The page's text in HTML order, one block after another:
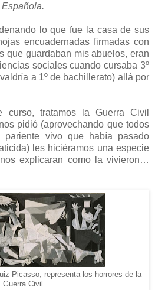
Española.
lo que fue la casa de sus
encuadernadas firmadas con
que guardaban mis abuelos, eran
sociales cuando cursaba 3º
a 1º de bachillerato) allá por
tratamos la Guerra Civil
pidió (aprovechando que todos
pariente vivo que había pasado
les hiciéramos una especie
explicaran como la vivieron…
Picasso, representa los horrores de la
Guerra Civil